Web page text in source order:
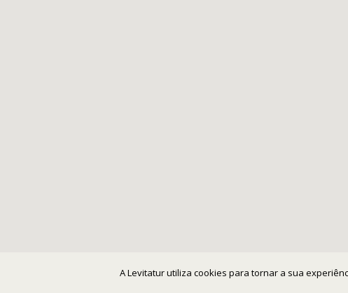
A Levitatur utiliza cookies para tornar a sua